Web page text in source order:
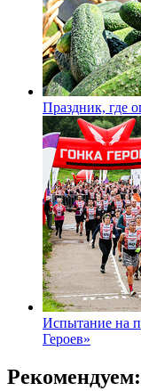
Праздник, где
Испытание на
Героев»
Рекомендуем: